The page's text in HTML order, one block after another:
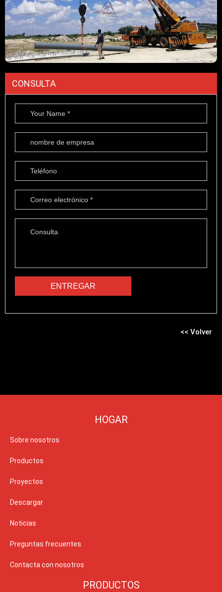
CONSULTA
<< Volver
HOGAR
Sobre nosotros
Productos
Proyectos
Descargar
Noticias
Preguntas frecuentes
Contacta con nosotros
PRODUCTOS